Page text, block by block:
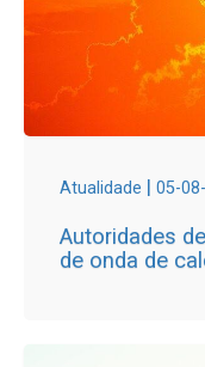
Atualidade | 05-
Autoridades
de onda de